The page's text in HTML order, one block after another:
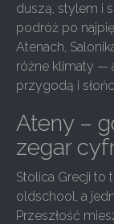
duszą, stylem i
podróż po
Atenach,
różne klimaty —
przygodą i
Ateny –
zegar
Stolica Grecji to
oldschool, a
Przeszłość